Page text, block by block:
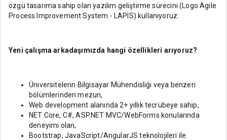
özgü tasarıma sahip olan yazılım geliştirme sürecini (Logo Agile
Process Improvement System - LAPIS) kullanıyoruz.
Yeni çalışma arkadaşımızda hangi özellikleri arıyoruz?
Üniversitelerin Bilgisayar Mühendisliği veya benzeri
bölümlerinden mezun,
Web development alanında 2+ yıllık tecrübeye sahip,
NET Core, C#, ASP.NET MVC/WebForms konularında
deneyimi olan,
Bootstrap, JavaScript/AngularJS teknolojileri ile